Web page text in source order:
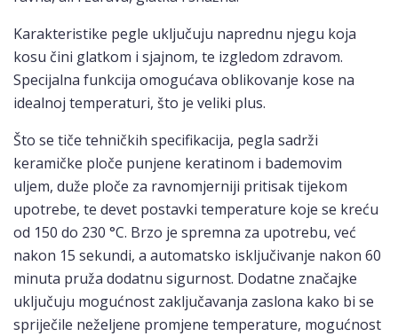
Karakteristike pegle uključuju naprednu njegu koja
kosu čini glatkom i sjajnom, te izgledom zdravom.
Specijalna funkcija omogućava oblikovanje kose na
idealnoj temperaturi, što je veliki plus.
Što se tiče tehničkih specifikacija, pegla sadrži
keramičke ploče punjene keratinom i bademovim
uljem, duže ploče za ravnomjerniji pritisak tijekom
upotrebe, te devet postavki temperature koje se kreću
od 150 do 230 °C. Brzo je spremna za upotrebu, već
nakon 15 sekundi, a automatsko isključivanje nakon 60
minuta pruža dodatnu sigurnost. Dodatne značajke
uključuju mogućnost zaključavanja zaslona kako bi se
spriječile neželjene promjene temperature, mogućnost